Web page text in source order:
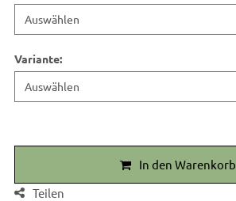
Variante:
In den Warenkorb
Teilen